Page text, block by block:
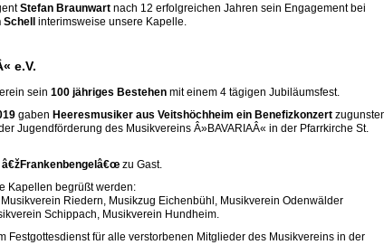
Stefan Braunwart nach 12 erfolgreichen Jahren sein Engagement bei
Schell interimsweise unsere Kapelle.
e.V.
sein 100 jähriges Bestehen mit einem 4 tägigen Jubiläumsfest.
gaben Heeresmusiker aus Veitshöchheim ein Benefizkonzert
Jugendförderung des Musikvereins Â»BAVARIAÂ« in der Pfarrkirche St.
â€žFrankenbengelâ€œ zu Gast.
Kapellen begrüßt werden:
Riedern, Musikzug Eichenbühl, Musikverein Odenwälder
Schippach, Musikverein Hundheim.
Festgottesdienst für alle verstorbenen Mitglieder des Musikvereins in der